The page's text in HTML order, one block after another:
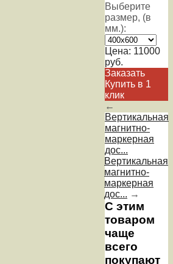
Выберите
размер, (в
мм.):
Цена: 11000
руб.
Заказать
Купить в 1
клик
←
Вертикальная
магнитно-
маркерная
дос...
Вертикальная
магнитно-
маркерная
дос... →
С этим
товаром
чаще
всего
покупают